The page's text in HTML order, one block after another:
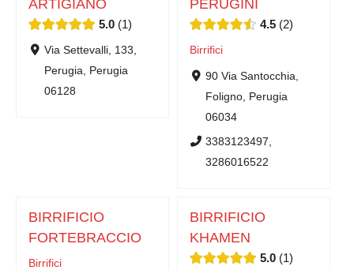
ARTIGIANO
5.0 1
Via Settevalli, 133,
Perugia, Perugia
06128
PERUGINI
4.5 2
Birrifici
90 Via Santocchia,
Foligno, Perugia
06034
3383123497,
3286016522
BIRRIFICIO
FORTEBRACCIO
Birrifici
BIRRIFICIO
KHAMEN
5.0 1